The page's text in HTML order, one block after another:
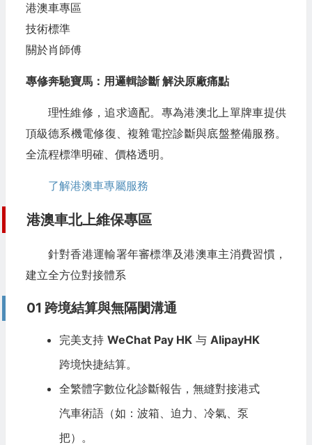
港澳車專區
技術標準
關於肖師傅
專修奔馳寶馬：用邏輯診斷 解決原廠痛點
理性維修，追求適配。專為港澳北上單牌車提供
頂級德系機電修復、複雜電控診斷與底盤整備服務。
全流程標準明確、價格透明。
了解港澳車專屬服務
港澳車北上維保專區
針對香港運輸署年審標準及港澳車主消費習慣，
建立全方位對接體系
01 跨境結算與無隔閡溝通
完美支持 WeChat Pay HK与 AlipayHK
跨境快捷結算。
全繁體字數位化診斷報告，無縫對接港式
汽車術語（如：波箱、迫力、冷氣、泵
把）。